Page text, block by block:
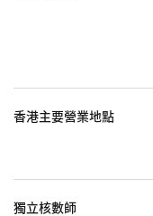
香港主要營業地點
獨立核數師